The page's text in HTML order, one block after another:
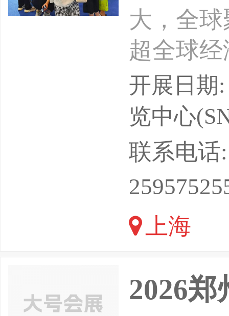
大，全
超全球
产、冰
材、汽
快。随
源和环
产品的
范围内
开展日期
览中心
联系电话
上海
2026